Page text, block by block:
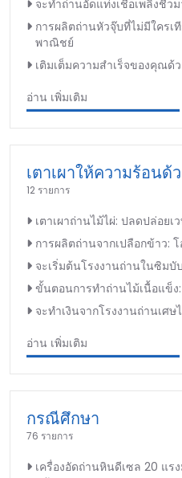
จะทำถ่านอัดแท่งเชื้อเพลิงชีว
การผลิตถ่านหัวจุ๊บที่ไม่มีใครเ
พาณิชย์
เติมเต็มความสำเร็จของคุณด้
อ่าน เพิ่มเติม
เตาเผาให้ความร้อนด้
12 รายการ
เตาเผาถ่านไม้ไผ่: ปลดปล่อย
การผลิตถ่านจากเปลือกข้าว:
จะเริ่มต้นโรงงานถ่านในซิมบั
ขั้นตอนการทำถ่านไม้เนื้อแข็
จะทำเงินจากโรงงานถ่านเศษ
อ่าน เพิ่มเติม
กรณีศึกษา
76 รายการ
เครื่องอัดถ่านหินดีเซล 20 แร